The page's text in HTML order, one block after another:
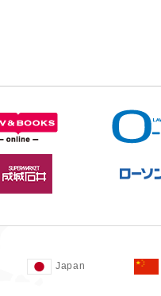
Japan